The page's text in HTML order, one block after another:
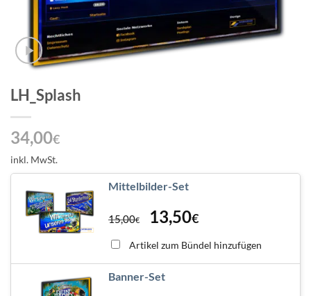
LH_Splash
34,00€
inkl. MwSt.
Mittelbilder-Set
15,00€ 13,50€
Artikel zum Bündel hinzufügen
Banner-Set